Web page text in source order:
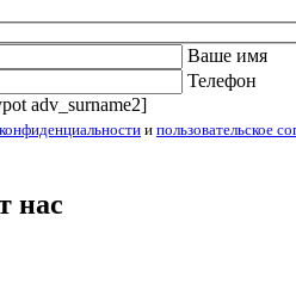
Ваше имя
Телефон
adv_surname2]
и пользовательское
нас